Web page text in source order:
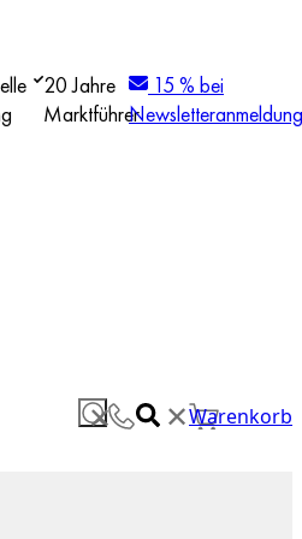
20 Jahre
Marktführer
15 % bei
Newsletteranmeldung
✕ ✕Warenkorb